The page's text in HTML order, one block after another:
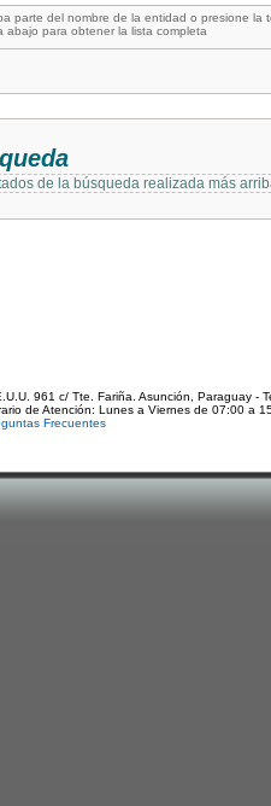
parte del nombre de la entidad o presione la
abajo para obtener la lista completa
de la búsqueda realizada más
961 c/ Tte. Fariña. Asunción, Paraguay -
de Atención: Lunes a Viernes de 07:00 a
Frecuentes